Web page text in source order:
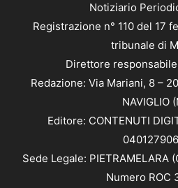
Notiziario
Registrazione n° 110 del 17
tribunale di
Direttore
Redazione: Via Mariani, 8 –
NAVIGLIO
Editore: CONTENUTI
Sede Legale: PIETRAMELARA
Numero ROC